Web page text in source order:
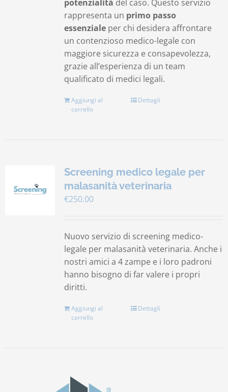
potenzialità del caso. Questo servizio
rappresenta un primo passo
essenzialeper chi desidera affrontare
un contenzioso medico-legale con
maggiore sicurezza e consapevolezza,
grazie all’esperienza di un team
qualificato di medici legali.
Aggiungi al
carrello
Dettagli
Screening medico legale per
malasanità veterinaria
€250.00
Nuovo servizio di screening medico-
legale per malasanità veterinaria. Anche i
nostri amici a 4 zampe e i loro padroni
hanno bisogno di far valere i propri
diritti.
Aggiungi al
carrello
Dettagli